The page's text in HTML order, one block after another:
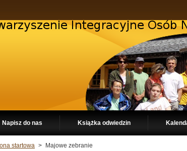
Napisz do nas Książka odwiedzin
startowa > Majowe zebranie